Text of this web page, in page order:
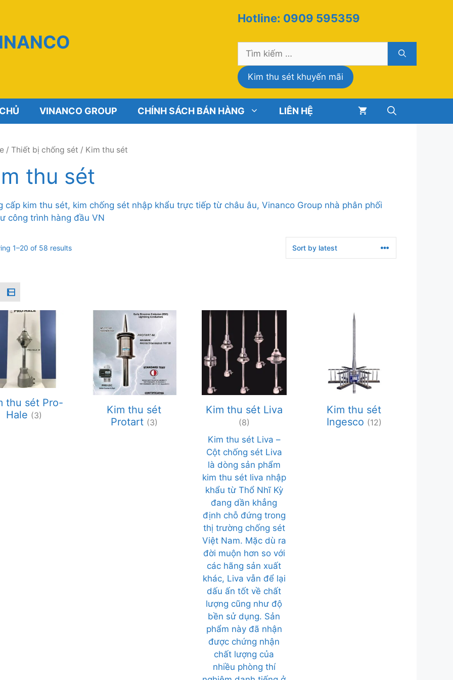
Hotline: 0909 595359
Tìm
cho:Kim thu sét khuyến mãi
VINANCO GROUP CHÍNH SÁCH BÁN HÀNG LIÊN HỆ
/ Thiết bị chống sét / Kim thu sét
thu sét
cấp kim thu sét, kim chống sét nhập khẩu trực tiếp từ châu âu, Vinanco Group nhà phân phối
công trình hàng đầu VN
1–20 of 58 results
thu sét Pro-
Hale (3)
Kim thu sét
Protart (3)
Kim thu sét Liva
(8)
Kim thu sét Liva –
Cột chống sét Liva
là dòng sản phẩm
kim thu sét liva nhập
khẩu từ Thổ Nhĩ Kỳ
đang dần khẳng
định chỗ đứng trong
thị trường chống sét
Việt Nam. Mặc dù ra
đời muộn hơn so với
các hãng sản xuất
khác, Liva vẫn để lại
dấu ấn tốt về chất
lượng cũng như độ
bền sử dụng. Sản
phẩm này đã nhận
được chứng nhận
chất lượng của
nhiều phòng thí
Kim thu sét
Ingesco (12)